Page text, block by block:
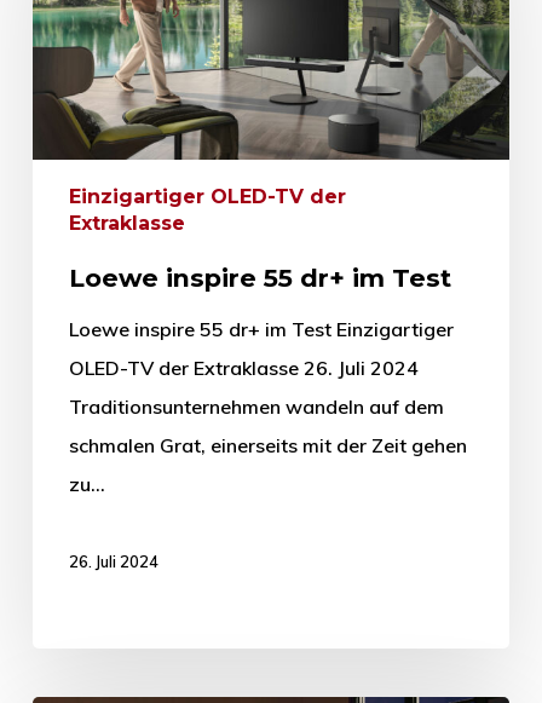
Einzigartiger OLED-TV der
Extraklasse
Loewe inspire 55 dr+ im Test
Loewe inspire 55 dr+ im Test Einzigartiger
OLED-TV der Extraklasse 26. Juli 2024
Traditionsunternehmen wandeln auf dem
schmalen Grat, einerseits mit der Zeit gehen
zu…
26. Juli 2024